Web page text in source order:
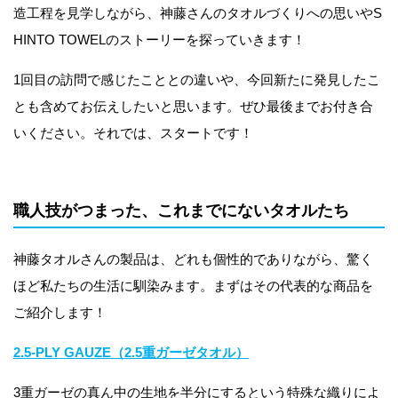
造工程を見学しながら、神藤さんのタオルづくりへの思いやS
HINTO TOWELのストーリーを探っていきます！
1回目の訪問で感じたこととの違いや、今回新たに発見したこ
とも含めてお伝えしたいと思います。ぜひ最後までお付き合
いください。​それでは、スタートです！
職人技がつまった、これまでにないタオルたち
神藤タオルさんの製品は、どれも個性的でありながら、驚く
ほど私たちの生活に馴染みます。まずはその代表的な商品を
ご紹介します！
2.5-PLY GAUZE（2.5重ガーゼタオル）
3重ガーゼの真ん中の生地を半分にするという特殊な織りによ